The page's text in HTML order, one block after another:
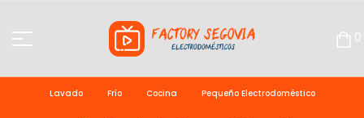
0
Lavado Frío Cocina Pequeño Electrodoméstico